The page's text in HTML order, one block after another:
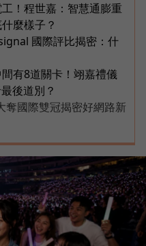
！程世嘉：智慧通膨重
麼樣子？
國際評比揭密：什
有8道關卡！翊嘉禮儀
後道別？
奪國際雙冠揭密好網路新